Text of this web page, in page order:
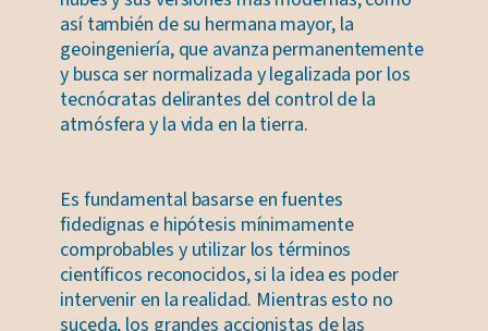
así también de su hermana mayor, la
geoingeniería, que avanza permanentemente
y busca ser normalizada y legalizada por los
tecnócratas delirantes del control de la
atmósfera y la vida en la tierra.
Es fundamental basarse en fuentes
fidedignas e hipótesis mínimamente
comprobables y utilizar los términos
científicos reconocidos, si la idea es poder
intervenir en la realidad. Mientras esto no
suceda, los grandes accionistas de las